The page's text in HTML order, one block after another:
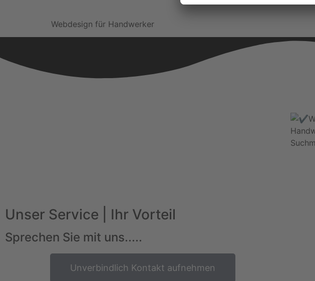
Webdesign für Handwerker
Unser Service | Ihr Vorteil
Sprechen Sie mit uns.....
Unverbindlich Kontakt aufnehmen